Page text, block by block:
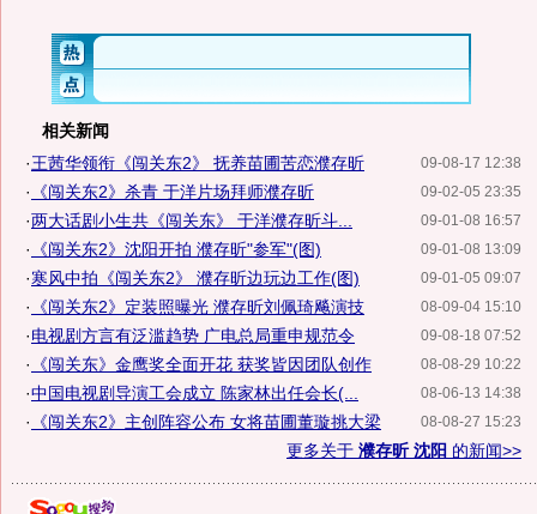
相关新闻
09-08-17 12:38
·王茜华领衔《闯关东2》 抚养苗圃苦恋濮存昕
09-02-05 23:35
· 《闯关东2》杀青 于洋片场拜师濮存昕
09-01-08 16:57
·两大话剧小生共《闯关东》 于洋濮存昕斗...
09-01-08 13:09
· 《闯关东2》沈阳开拍 濮存昕"参军"(图)
09-01-05 09:07
·寒风中拍《闯关东2》 濮存昕边玩边工作(图)
08-09-04 15:10
· 《闯关东2》定装照曝光 濮存昕刘佩琦飚演技
09-08-18 07:52
·电视剧方言有泛滥趋势 广电总局重申规范令
08-08-29 10:22
· 《闯关东》金鹰奖全面开花 获奖皆因团队创作
08-06-13 14:38
·中国电视剧导演工会成立 陈家林出任会长(...
08-08-27 15:23
·
《闯关东2》主创阵容公布 女将苗圃董璇挑大梁
更多关于 濮存昕 沈阳 的新闻>>